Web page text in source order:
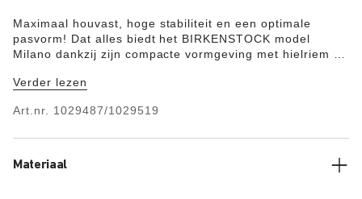
Maximaal houvast, hoge stabiliteit en een optimale
pasvorm! Dat alles biedt het BIRKENSTOCK model
Milano dankzij zijn compacte vormgeving met hielriem –
uit het huidvriendelijke en sterke synthetische materiaal
textuur en kleur nauwelijks van echt leer valt te
Verder lezen
Art.nr. 1029487/1029519
Materiaal